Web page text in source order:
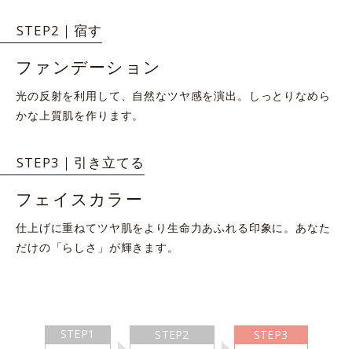
STEP2｜宿す
ファンデーション
光の反射を利用して、自然なツヤ感を演出。しっとりなめら
かな上質肌を作ります。
STEP3｜引き立てる
フェイスカラー
仕上げに重ねてツヤ肌をより生命力あふれる印象に。あなた
だけの「らしさ」が輝きます。
STEP1 STEP2 STEP3